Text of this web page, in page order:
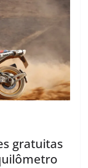
gratuitas